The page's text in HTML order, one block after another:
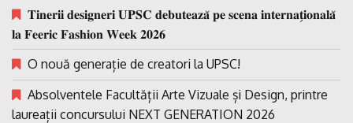
𝐓𝐢𝐧𝐞𝐫𝐢𝐢 𝐝𝐞𝐬𝐢𝐠𝐧𝐞𝐫𝐢 𝐔𝐏𝐒𝐂 𝐝𝐞𝐛𝐮𝐭𝐞𝐚𝐳𝐚̆ 𝐩𝐞 𝐬𝐜𝐞𝐧𝐚 𝐢𝐧𝐭𝐞𝐫𝐧𝐚𝐭̗𝐢𝐨𝐧𝐚𝐥𝐚̆
𝐥𝐚 𝐅𝐞𝐞𝐫𝐢𝐜 𝐅𝐚𝐬𝐡𝐢𝐨𝐧 𝐖𝐞𝐞𝐤 𝟐𝟎𝟐𝟔
O nouă generație de creatori la UPSC!
Absolventele Facultății Arte Vizuale și Design, printre
laureații concursului NEXT GENERATION 2026